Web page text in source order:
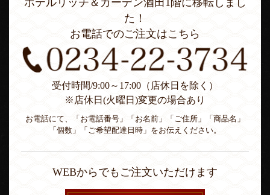
ホテルリッチ＆ガーデン酒田1階に移転しまし
た！
お電話でのご注文はこちら
受付時間/9:00～17:00（店休日を除く）
※店休日(火曜日)変更の場合あり
お電話にて、「お電話番号」「お名前」「ご住所」「商品名」
「個数」「ご希望配達日時」をお伝えください。
WEBからでもご注文いただけます